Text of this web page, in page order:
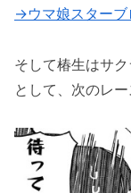
→ウマ娘スターブ
そして椿生はサ
として、次のレ